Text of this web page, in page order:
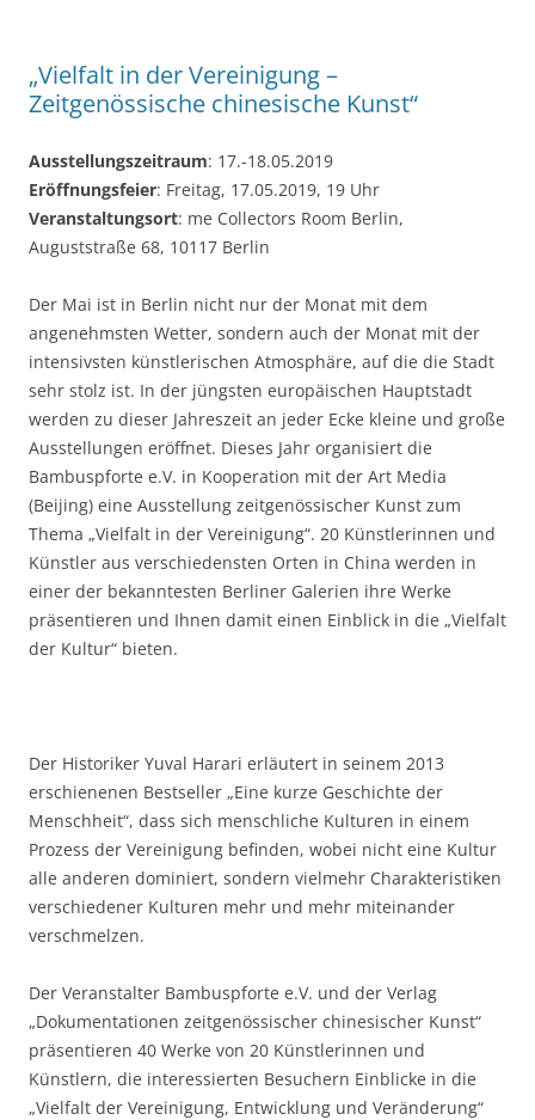
„Vielfalt in der Vereinigung –
Zeitgenössische chinesische Kunst“
Ausstellungszeitraum: 17.-18.05.2019
Eröffnungsfeier: Freitag, 17.05.2019, 19 Uhr
Veranstaltungsort: me Collectors Room Berlin,
Auguststraße 68, 10117 Berlin
Der Mai ist in Berlin nicht nur der Monat mit dem
angenehmsten Wetter, sondern auch der Monat mit der
intensivsten künstlerischen Atmosphäre, auf die die Stadt
sehr stolz ist. In der jüngsten europäischen Hauptstadt
werden zu dieser Jahreszeit an jeder Ecke kleine und große
Ausstellungen eröffnet. Dieses Jahr organisiert die
Bambuspforte e.V. in Kooperation mit der Art Media
(Beijing) eine Ausstellung zeitgenössischer Kunst zum
Thema „Vielfalt in der Vereinigung“. 20 Künstlerinnen und
Künstler aus verschiedensten Orten in China werden in
einer der bekanntesten Berliner Galerien ihre Werke
präsentieren und Ihnen damit einen Einblick in die „Vielfalt
der Kultur“ bieten.
Der Historiker Yuval Harari erläutert in seinem 2013
erschienenen Bestseller „Eine kurze Geschichte der
Menschheit“, dass sich menschliche Kulturen in einem
Prozess der Vereinigung befinden, wobei nicht eine Kultur
alle anderen dominiert, sondern vielmehr Charakteristiken
verschiedener Kulturen mehr und mehr miteinander
verschmelzen.
Der Veranstalter Bambuspforte e.V. und der Verlag
„Dokumentationen zeitgenössischer chinesischer Kunst“
präsentieren 40 Werke von 20 Künstlerinnen und
Künstlern, die interessierten Besuchern Einblicke in die
„Vielfalt der Vereinigung, Entwicklung und Veränderung“